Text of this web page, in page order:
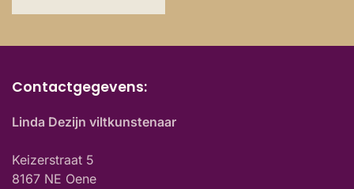
Contactgegevens:
Linda Dezijn viltkunstenaar
Keizerstraat 5
8167 NE Oene